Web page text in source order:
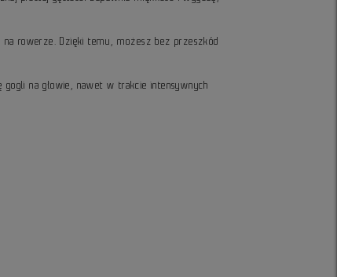
rowerze. Dzięki temu, możesz bez przeszkód
na głowie, nawet w trakcie intensywnych